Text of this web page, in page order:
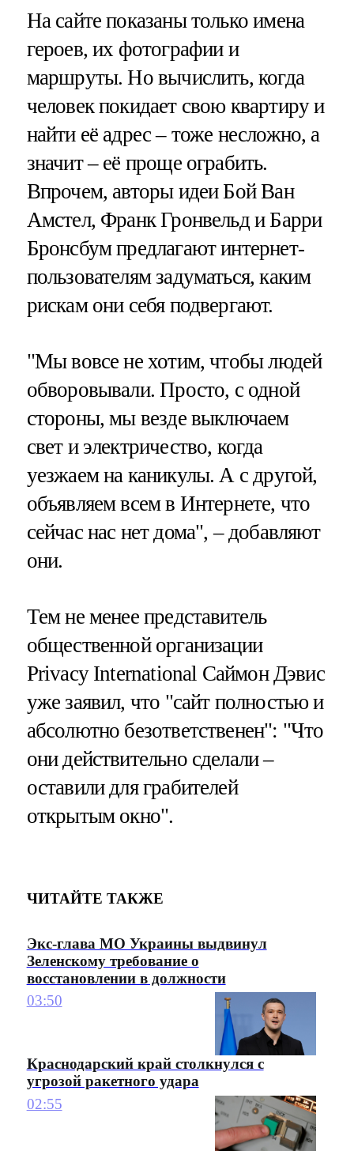
На сайте показаны только имена
героев, их фотографии и
маршруты. Но вычислить, когда
человек покидает свою квартиру и
найти её адрес – тоже несложно, а
значит – её проще ограбить.
Впрочем, авторы идеи Бой Ван
Амстел, Франк Гронвельд и Барри
Бронсбум предлагают интернет-
пользователям задуматься, каким
рискам они себя подвергают.
"Мы вовсе не хотим, чтобы людей
обворовывали. Просто, с одной
стороны, мы везде выключаем
свет и электричество, когда
уезжаем на каникулы. А с другой,
объявляем всем в Интернете, что
сейчас нас нет дома", – добавляют
они.
Тем не менее представитель
общественной организации
Privacy International Саймон Дэвис
уже заявил, что "сайт полностью и
абсолютно безответственен": "Что
они действительно сделали –
оставили для грабителей
открытым окно".
ЧИТАЙТЕ ТАКЖЕ
Экс-глава МО Украины выдвинул
Зеленскому требование о
восстановлении в должности
03:50
Краснодарский край столкнулся с
угрозой ракетного удара
02:55